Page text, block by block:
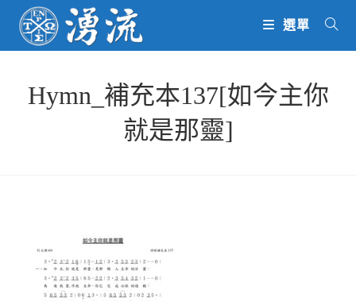
content
選單
Hymn_補充本137[如今主你
就是那靈]